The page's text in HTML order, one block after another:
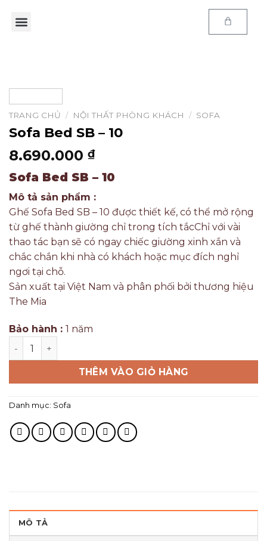
TRANG CHỦ / NỘI THẤT PHÒNG KHÁCH / SOFA
Sofa Bed SB – 10
8.690.000 ₫
Sofa Bed SB – 10
Mô tả sản phẩm :
Ghế Sofa Bed SB – 10 được thiết kế, có thể mở rộng
từ ghế thành giường chỉ trong tích tắcChỉ với vài
thao tác bạn sẽ có ngay chiếc giường xinh xắn và
chắc chắn khi nhà có khách hoặc mục đích nghỉ
ngơi tại chỗ.
Sản xuất tại Việt Nam và phân phối bởi thương hiệu
The Mia
Bảo hành : 1 năm
THÊM VÀO GIỎ HÀNG
Danh mục: Sofa
MÔ TẢ